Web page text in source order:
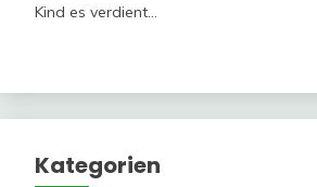
Kind es verdient…
Kategorien